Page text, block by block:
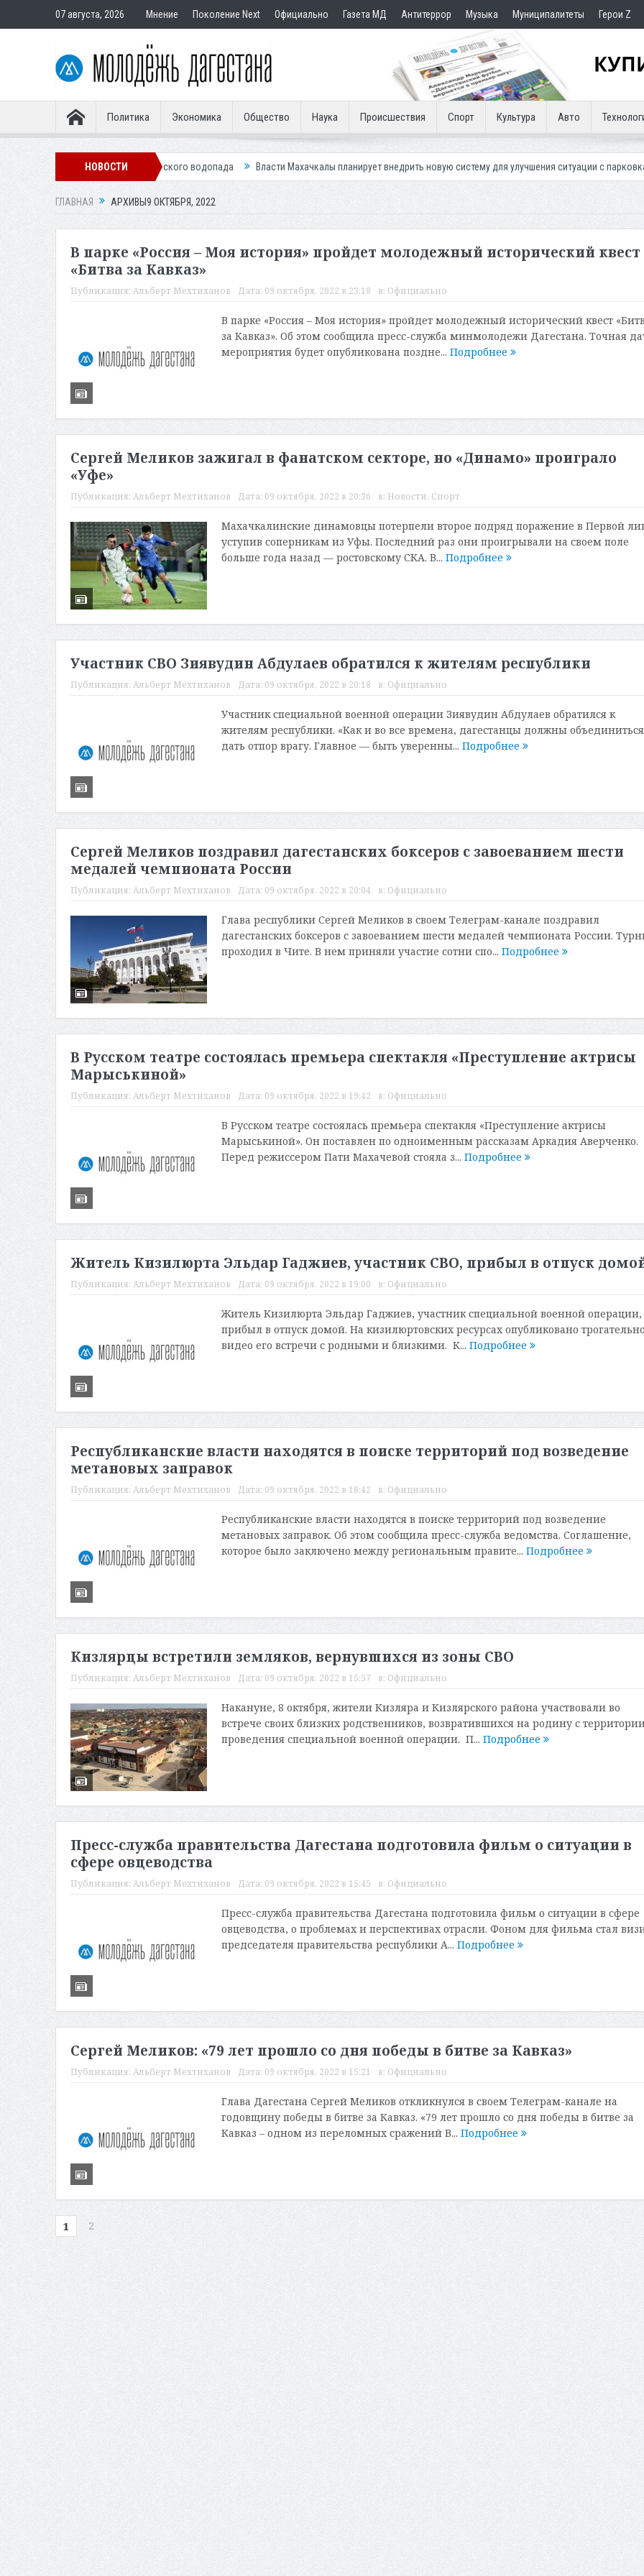
07 августа, 2026 Мнение Поколение Next Официально Газета МД Антитеррор Музыка Муниципалитеты Герои Z
Политика Экономика Общество Наука Происшествия Спорт Культура Авто
НОВОСТИ
гостиницы у Ханагского водопада Власти Махачкалы планирует внедрить новую систему для улучшения ситуации с парковками
ГЛАВНАЯ АРХИВЫ9 ОКТЯБРЯ, 2022
В парке «Россия – Моя история» пройдет молодежный исторический квест
«Битва за Кавказ»
Публикация: Альберт Мехтиханов Дата: 09 октября, 2022 в 23:18 в: Официально
В парке «Россия – Моя история» пройдет молодежный исторический квест
за Кавказ». Об этом сообщила пресс-служба минмолодежи Дагестана. Точная
мероприятия будет опубликована поздне... Подробнее
Сергей Меликов зажигал в фанатском секторе, но «Динамо» проиграло
«Уфе»
Публикация: Альберт Мехтиханов Дата: 09 октября, 2022 в 20:36 в: Новости, Спорт
Махачкалинские динамовцы потерпели второе подряд поражение в Первой
уступив соперникам из Уфы. Последний раз они проигрывали на своем поле
больше года назад — ростовскому СКА. В... Подробнее
Участник СВО Зиявудин Абдулаев обратился к жителям республики
Публикация: Альберт Мехтиханов Дата: 09 октября, 2022 в 20:18 в: Официально
Участник специальной военной операции Зиявудин Абдулаев обратился к
жителям республики. «Как и во все времена, дагестанцы должны
дать отпор врагу. Главное — быть уверенны... Подробнее
Сергей Меликов поздравил дагестанских боксеров с завоеванием шести
медалей чемпионата России
Публикация: Альберт Мехтиханов Дата: 09 октября, 2022 в 20:04 в: Официально
Глава республики Сергей Меликов в своем Телеграм-канале поздравил
дагестанских боксеров с завоеванием шести медалей чемпионата России.
проходил в Чите. В нем приняли участие сотни спо... Подробнее
В Русском театре состоялась премьера спектакля «Преступление актрисы
Марыськиной»
Публикация: Альберт Мехтиханов Дата: 09 октября, 2022 в 19:42 в: Официально
В Русском театре состоялась премьера спектакля «Преступление актрисы
Марыськиной». Он поставлен по одноименным рассказам Аркадия Аверченко.
Перед режиссером Пати Махачевой стояла з... Подробнее
Житель Кизилюрта Эльдар Гаджиев, участник СВО, прибыл в отпуск
Публикация: Альберт Мехтиханов Дата: 09 октября, 2022 в 19:00 в: Официально
Житель Кизилюрта Эльдар Гаджиев, участник специальной военной операции,
прибыл в отпуск домой. На кизилюртовских ресурсах опубликовано
видео его встречи с родными и близкими. К... Подробнее
Республиканские власти находятся в поиске территорий под возведение
метановых заправок
Публикация: Альберт Мехтиханов Дата: 09 октября, 2022 в 18:42 в: Официально
Республиканские власти находятся в поиске территорий под возведение
метановых заправок. Об этом сообщила пресс-служба ведомства. Соглашение,
которое было заключено между региональным правите... Подробнее
Кизлярцы встретили земляков, вернувшихся из зоны СВО
Публикация: Альберт Мехтиханов Дата: 09 октября, 2022 в 15:57 в: Официально
Накануне, 8 октября, жители Кизляра и Кизлярского района участвовали во
встрече своих близких родственников, возвратившихся на родину с
проведения специальной военной операции. П... Подробнее
Пресс-служба правительства Дагестана подготовила фильм о ситуации в
сфере овцеводства
Публикация: Альберт Мехтиханов Дата: 09 октября, 2022 в 15:45 в: Официально
Пресс-служба правительства Дагестана подготовила фильм о ситуации в сфере
овцеводства, о проблемах и перспективах отрасли. Фоном для фильма стал
председателя правительства республики А... Подробнее
Сергей Меликов: «79 лет прошло со дня победы в битве за Кавказ»
Публикация: Альберт Мехтиханов Дата: 09 октября, 2022 в 15:21 в: Официально
Глава Дагестана Сергей Меликов откликнулся в своем Телеграм-канале на
годовщину победы в битве за Кавказ. «79 лет прошло со дня победы в битве за
Кавказ – одном из переломных сражений В... Подробнее
1 2